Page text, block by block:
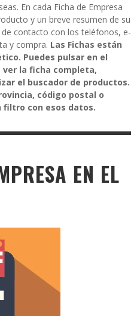
En cada Ficha de Empresa
y un breve resumen de su
contacto con los teléfonos, e-
y compra. Las Fichas están
Puedes pulsar en el
ver la ficha completa,
el buscador de productos.
código postal o
filtro con esos datos.
EN EL